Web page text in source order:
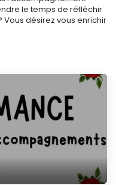
le temps de réfléchir
Vous désirez vous enrichir